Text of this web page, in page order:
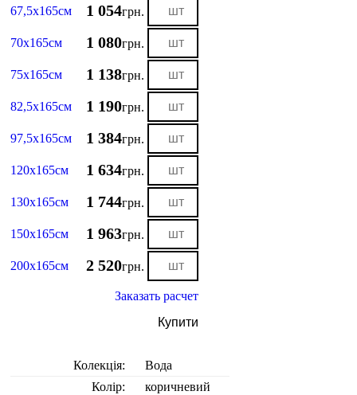
67,5х165см 1 054грн.
70х165см 1 080грн.
75х165см 1 138грн.
82,5х165см 1 190грн.
97,5х165см 1 384грн.
120х165см 1 634грн.
130х165см 1 744грн.
150х165см 1 963грн.
200х165см 2 520грн.
Заказать расчет
Купити
Колекція:
Вода
Колір:
коричневий